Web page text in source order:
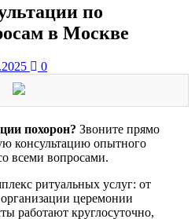
по
в Москве
0
похорон? Звоните прямо
консультацию опытного
всеми вопросами.
ритуальных услуг: от
церемонии
работают круглосуточно,